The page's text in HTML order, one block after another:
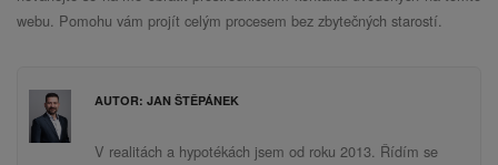
webu. Pomohu vám projít celým procesem bez zbytečných starostí.
AUTOR: JAN ŠTĚPÁNEK
V realitách a hypotékách jsem od roku 2013. Řídím se